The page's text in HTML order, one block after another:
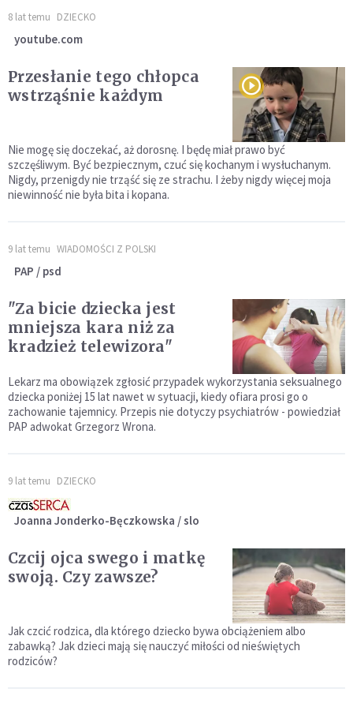
8 lat temu DZIECKO
youtube.com
Przesłanie tego chłopca
wstrząśnie każdym
Nie mogę się doczekać, aż dorosnę. I będę miał prawo być
szczęśliwym. Być bezpiecznym, czuć się kochanym i wysłuchanym.
Nigdy, przenigdy nie trząść się ze strachu. I żeby nigdy więcej moja
niewinność nie była bita i kopana.
9 lat temu WIADOMOŚCI Z POLSKI
PAP / psd
"Za bicie dziecka jest
mniejsza kara niż za
kradzież telewizora"
Lekarz ma obowiązek zgłosić przypadek wykorzystania seksualnego
dziecka poniżej 15 lat nawet w sytuacji, kiedy ofiara prosi go o
zachowanie tajemnicy. Przepis nie dotyczy psychiatrów - powiedział
PAP adwokat Grzegorz Wrona.
9 lat temu DZIECKO
Joanna Jonderko-Bęczkowska / slo
Czcij ojca swego i matkę
swoją. Czy zawsze?
Jak czcić rodzica, dla którego dziecko bywa obciążeniem albo
zabawką? Jak dzieci mają się nauczyć miłości od nieświętych
rodziców?